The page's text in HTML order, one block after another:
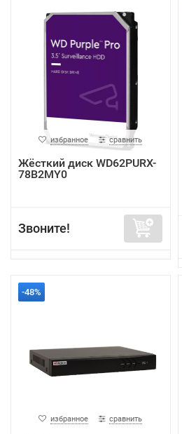
избранное сравнить
Жёсткий диск WD62PURX-
78B2MY0
Звоните!
-48%
избранное сравнить